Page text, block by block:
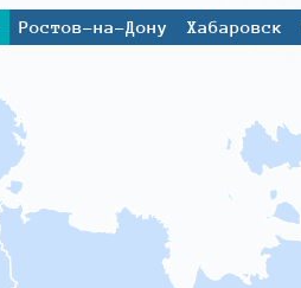
Ростов-на-Дону Хабаровск